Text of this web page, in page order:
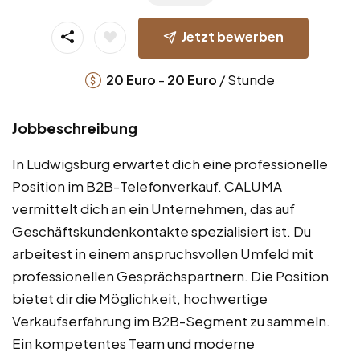
Jetzt bewerben
20 Euro - 20 Euro / Stunde
Jobbeschreibung
In Ludwigsburg erwartet dich eine professionelle
Position im B2B-Telefonverkauf. CALUMA
vermittelt dich an ein Unternehmen, das auf
Geschäftskundenkontakte spezialisiert ist. Du
arbeitest in einem anspruchsvollen Umfeld mit
professionellen Gesprächspartnern. Die Position
bietet dir die Möglichkeit, hochwertige
Verkaufserfahrung im B2B-Segment zu sammeln.
Ein kompetentes Team und moderne